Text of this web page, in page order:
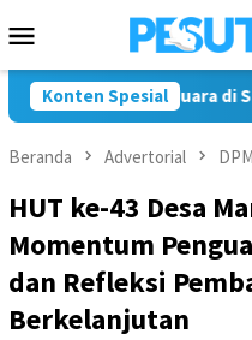
ke
Mobile
Konten Spesial
Bawa Misi Juara di Soekarno
Beranda Advertorial
HUT ke-43 Desa
Momentum
dan Refleksi
Berkelanjutan